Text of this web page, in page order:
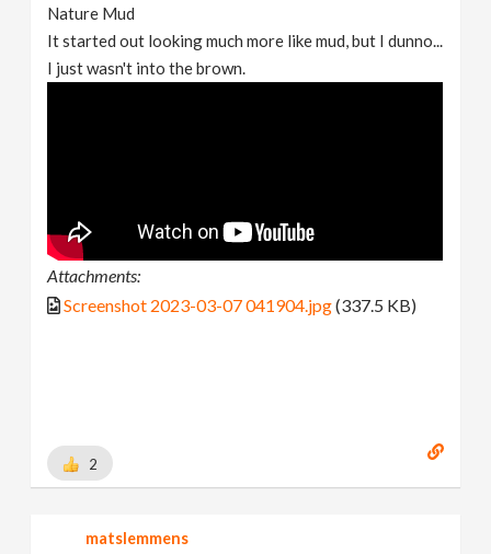
Nature Mud
It started out looking much more like mud, but I dunno...
I just wasn't into the brown.
Attachments:
Screenshot 2023-03-07 041904.jpg(337.5 KB)
2
matslemmens